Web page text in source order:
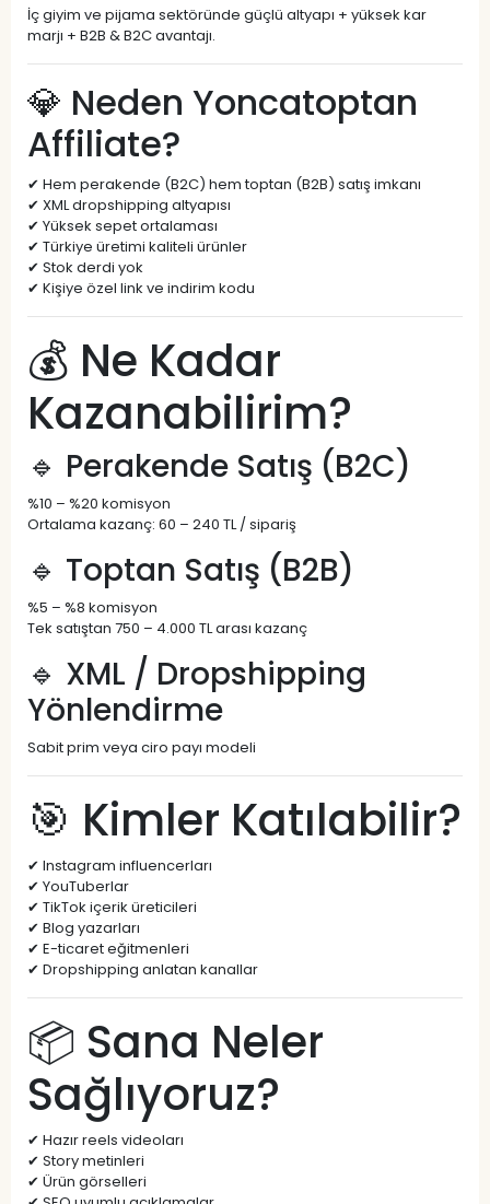
İç giyim ve pijama sektöründe güçlü altyapı + yüksek kar
marjı + B2B & B2C avantajı.
💎 Neden Yoncatoptan
Affiliate?
✔ Hem perakende (B2C) hem toptan (B2B) satış imkanı
✔ XML dropshipping altyapısı
✔ Yüksek sepet ortalaması
✔ Türkiye üretimi kaliteli ürünler
✔ Stok derdi yok
✔ Kişiye özel link ve indirim kodu
💰 Ne Kadar
Kazanabilirim?
🔹 Perakende Satış (B2C)
%10 – %20 komisyon
Ortalama kazanç: 60 – 240 TL / sipariş
🔹 Toptan Satış (B2B)
%5 – %8 komisyon
Tek satıştan 750 – 4.000 TL arası kazanç
🔹 XML / Dropshipping
Yönlendirme
Sabit prim veya ciro payı modeli
🎯 Kimler Katılabilir?
✔ Instagram influencerları
✔ YouTuberlar
✔ TikTok içerik üreticileri
✔ Blog yazarları
✔ E-ticaret eğitmenleri
✔ Dropshipping anlatan kanallar
📦 Sana Neler
Sağlıyoruz?
✔ Hazır reels videoları
✔ Story metinleri
✔ Ürün görselleri